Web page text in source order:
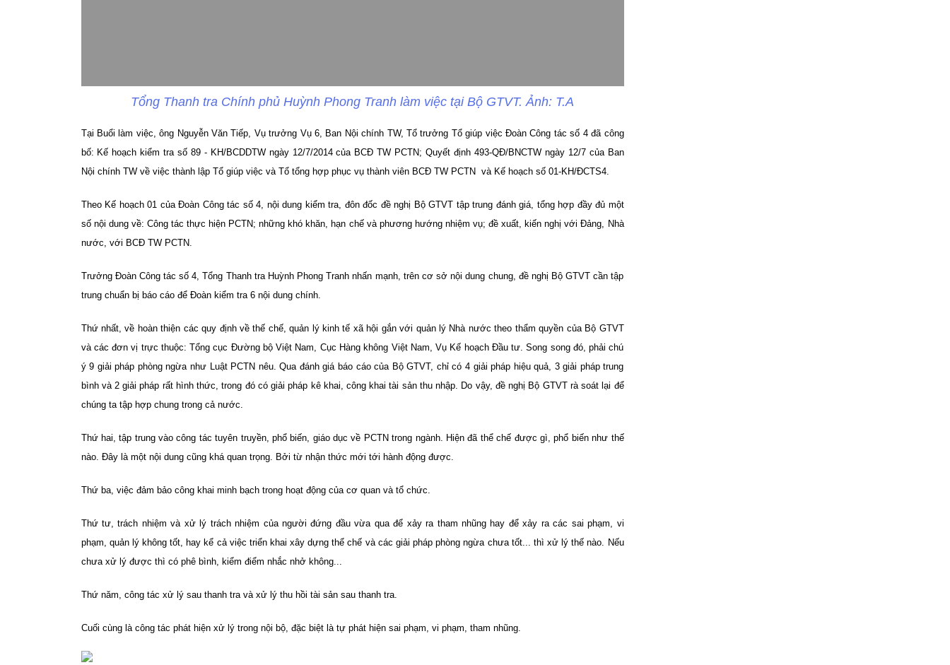
Tổng Thanh tra Chính phủ Huỳnh Phong Tranh làm việc tại Bộ GTVT. Ảnh: T.A
Tại Buổi làm việc, ông Nguyễn Văn Tiếp, Vụ trưởng Vụ 6, Ban Nội chính TW, Tổ trưởng Tổ giúp việc Đoàn Công tác số 4 đã công
bố: Kế hoạch kiểm tra số 89 - KH/BCDDTW ngày 12/7/2014 của BCĐ TW PCTN; Quyết định 493-QĐ/BNCTW ngày 12/7 của Ban
Nội chính TW về việc thành lập Tổ giúp việc và Tổ tổng hợp phục vụ thành viên BCĐ TW PCTN và Kế hoạch số 01-KH/ĐCTS4.
Theo Kế hoạch 01 của Đoàn Công tác số 4, nội dung kiểm tra, đôn đốc đề nghị Bộ GTVT tập trung đánh giá, tổng hợp đầy đủ một
số nội dung về: Công tác thực hiện PCTN; những khó khăn, hạn chế và phương hướng nhiệm vụ; đề xuất, kiến nghị với Đảng, Nhà
nước, với BCĐ TW PCTN.
Trưởng Đoàn Công tác số 4, Tổng Thanh tra Huỳnh Phong Tranh nhấn mạnh, trên cơ sở nội dung chung, đề nghị Bộ GTVT cần tập
trung chuẩn bị báo cáo để Đoàn kiểm tra 6 nội dung chính.
Thứ nhất, về hoàn thiện các quy định về thế chế, quản lý kinh tế xã hội gắn với quản lý Nhà nước theo thẩm quyền của Bộ GTVT
và các đơn vị trực thuộc: Tổng cục Đường bộ Việt Nam, Cục Hàng không Việt Nam, Vụ Kế hoạch Đầu tư. Song song đó, phải chú
ý 9 giải pháp phòng ngừa như Luật PCTN nêu. Qua đánh giá báo cáo của Bộ GTVT, chỉ có 4 giải pháp hiệu quả, 3 giải pháp trung
bình và 2 giải pháp rất hình thức, trong đó có giải pháp kê khai, công khai tài sản thu nhập. Do vậy, đề nghị Bộ GTVT rà soát lại để
chúng ta tập hợp chung trong cả nước.
Thứ hai, tập trung vào công tác tuyên truyền, phổ biến, giáo dục về PCTN trong ngành. Hiện đã thể chế được gì, phổ biến như thế
nào. Đây là một nội dung cũng khá quan trọng. Bởi từ nhận thức mới tới hành động được.
Thứ ba, việc đảm bảo công khai minh bạch trong hoạt động của cơ quan và tổ chức.
Thứ tư, trách nhiệm và xử lý trách nhiệm của người đứng đầu vừa qua để xảy ra tham nhũng hay để xảy ra các sai phạm, vi
phạm, quản lý không tốt, hay kể cả việc triển khai xây dựng thể chế và các giải pháp phòng ngừa chưa tốt... thì xử lý thế nào. Nếu
chưa xử lý được thì có phê bình, kiểm điểm nhắc nhở không...
Thứ năm, công tác xử lý sau thanh tra và xử lý thu hồi tài sản sau thanh tra.
Cuối cùng là công tác phát hiện xử lý trong nội bộ, đặc biệt là tự phát hiện sai phạm, vi phạm, tham nhũng.